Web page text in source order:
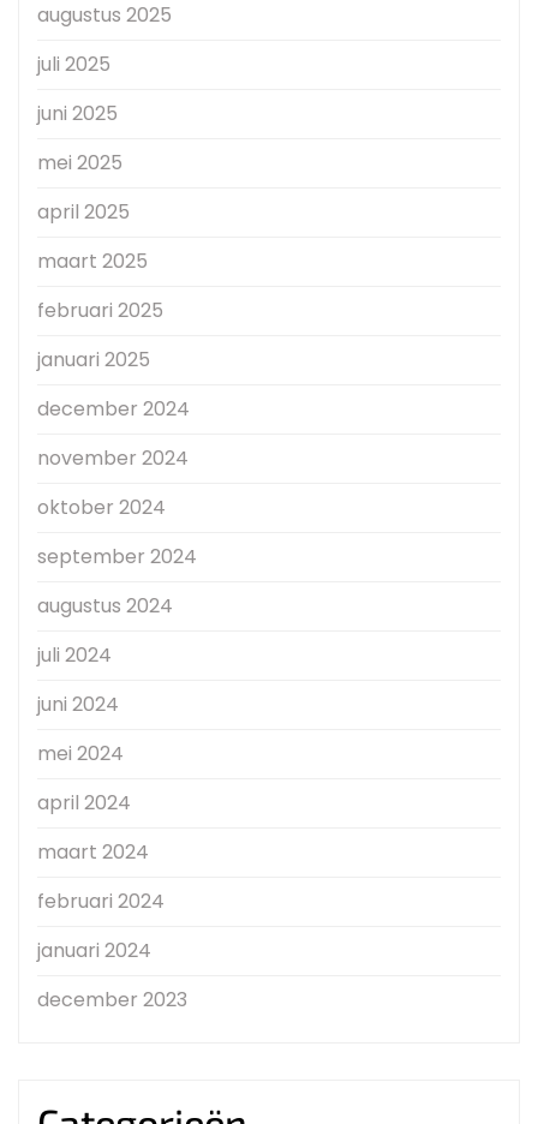
augustus 2025
juli 2025
juni 2025
mei 2025
april 2025
maart 2025
februari 2025
januari 2025
december 2024
november 2024
oktober 2024
september 2024
augustus 2024
juli 2024
juni 2024
mei 2024
april 2024
maart 2024
februari 2024
januari 2024
december 2023